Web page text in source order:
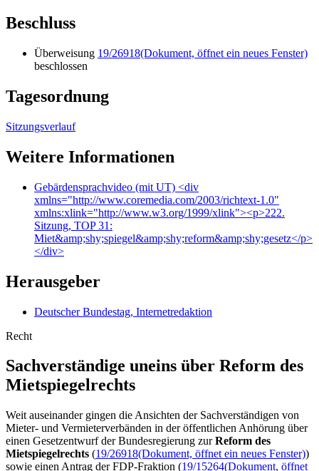
Beschluss
Überweisung 19/26918(Dokument, öffnet ein neues Fenster)
beschlossen
Tagesordnung
Sitzungsverlauf
Weitere Informationen
Gebärdensprachvideo (mit UT) <div
xmlns="http://www.coremedia.com/2003/richtext-1.0"
xmlns:xlink="http://www.w3.org/1999/xlink"><p>222.
Sitzung, TOP 31:
Miet&amp;shy;spiegel&amp;shy;reform&amp;shy;gesetz</p>
</div>
Herausgeber
Deutscher Bundestag, Internetredaktion
Recht
Sachverständige uneins über Reform des
Mietspiegel­rechts
Weit auseinander gingen die Ansichten der Sachverständigen von
Mieter- und Vermieterverbänden in der öffentlichen Anhörung über
einen Gesetzentwurf der Bundesregierung zurReform des
Mietspiegelrechts (19/26918(Dokument, öffnet ein neues Fenster))
sowie einen Antrag der FDP-Fraktion (19/15264(Dokument, öffnet